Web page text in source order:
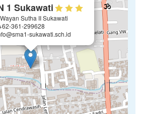
1 Sukawati
Sutha II Sukawati
361-299628
sukawati.sch.id